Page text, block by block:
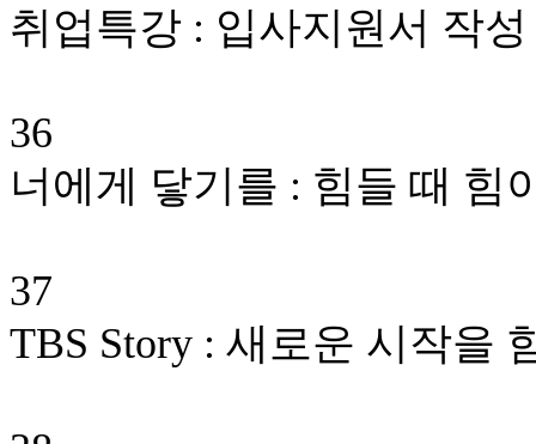
취업특강 : 입사지원서 작
36
너에게 닿기를 : 힘들 때 힘
37
TBS Story : 새로운 시작을